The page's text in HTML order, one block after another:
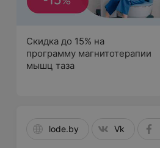
Скидка до 15% на
программу магнитотерапии
мышц таза
lode.by Vk